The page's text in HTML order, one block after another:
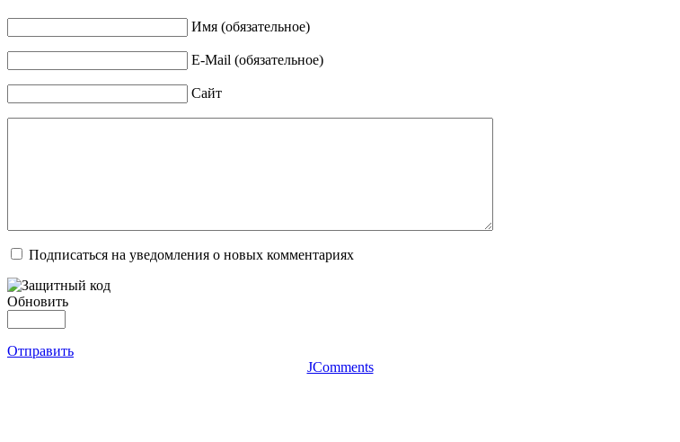
Имя (обязательное)
E-Mail (обязательное)
Сайт
Подписаться на уведомления о новых комментариях
Обновить
Отправить
JComments